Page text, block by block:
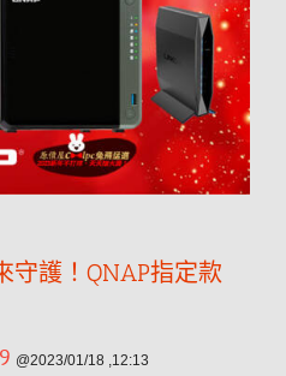
守護！QNAP指定款
@2023/01/18 ,12:13